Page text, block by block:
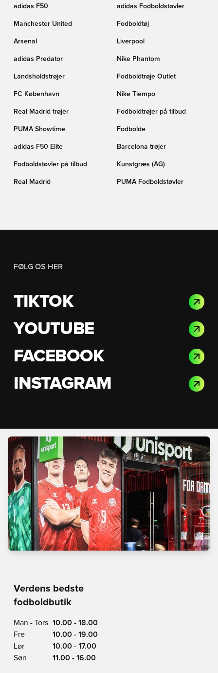
adidas F50 adidas Fodboldstøvler
Manchester United Fodboldtøj
Arsenal Liverpool
adidas Predator Nike Phantom
Landsholdstrøjer Fodboldtrøje Outlet
FC København Nike Tiempo
Real Madrid trøjer Fodboldtrøjer på tilbud
PUMA Showtime Fodbolde
adidas F50 Elite Barcelona trøjer
Fodboldstøvler på tilbud Kunstgræs (AG)
Real Madrid PUMA Fodboldstøvler
FØLG OS HER
TIKTOK
YOUTUBE
FACEBOOK
INSTAGRAM
Verdens bedste
fodboldbutik
Man - Tors 10.00 - 18.00
Fre
10.00 - 19.00
Lør
10.00 - 17.00
Søn
11.00 - 16.00